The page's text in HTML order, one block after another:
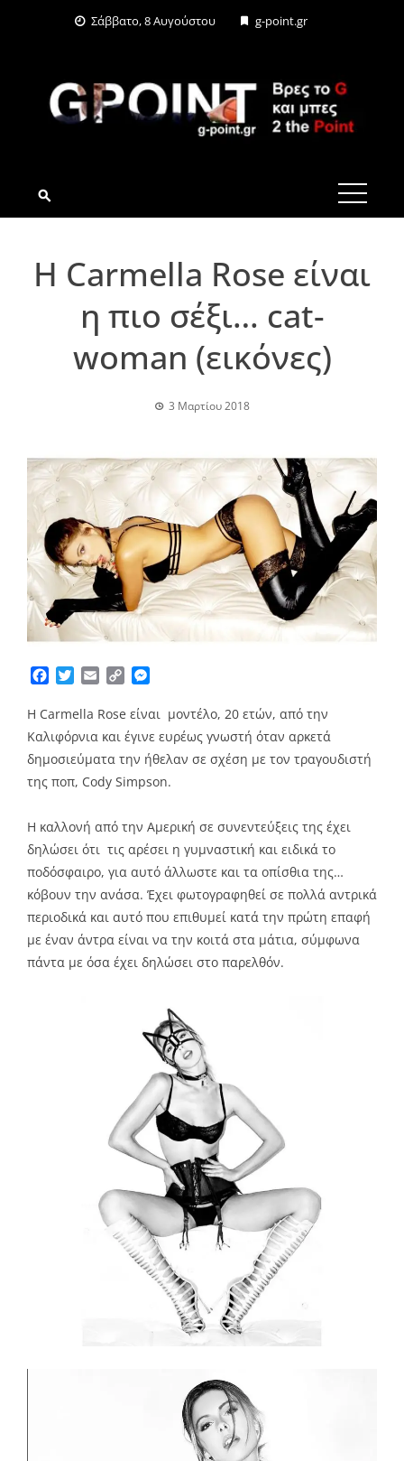
Σάββατο, 8 Αυγούστου g-point.gr
G-POINT.GR
Η Carmella Rose είναι
η πιο σέξι… cat-
woman (εικόνες)
3 Μαρτίου 2018
Facebook
TwitterEmailCopy
Η Carmella Rose είναι μοντέλο, 20 ετών, από την
Καλιφόρνια και έγινε ευρέως γνωστή όταν αρκετά
δημοσιεύματα την ήθελαν σε σχέση με τον τραγουδιστή
της ποπ, Cody Simpson.
Η καλλονή από την Αμερική σε συνεντεύξεις της έχει
δηλώσει ότι τις αρέσει η γυμναστική και ειδικά το
ποδόσφαιρο, για αυτό άλλωστε και τα οπίσθια της…
κόβουν την ανάσα. Έχει φωτογραφηθεί σε πολλά αντρικά
περιοδικά και αυτό που επιθυμεί κατά την πρώτη επαφή
με έναν άντρα είναι να την κοιτά στα μάτια, σύμφωνα
πάντα με όσα έχει δηλώσει στο παρελθόν.